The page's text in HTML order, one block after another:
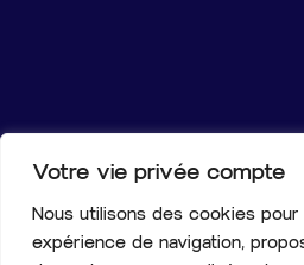
Votre vie privée compte
Nous utilisons des cookies
expérience de navigation,